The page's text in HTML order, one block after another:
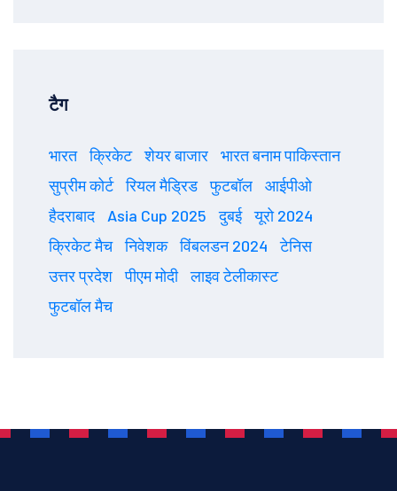
टैग
भारत क्रिकेट शेयर बाजार
भारत बनाम पाकिस्तान
सुप्रीम कोर्ट
रियल मैड्रिड फुटबॉल
आईपीओ
हैदराबाद
Asia Cup 2025 दुबई
यूरो 2024
क्रिकेट मैच
निवेशक विंबलडन 2024
टेनिस
उत्तर प्रदेश
पीएम मोदी
लाइव टेलीकास्ट
फुटबॉल मैच